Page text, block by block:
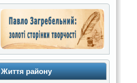
бібліотеками
Життя району